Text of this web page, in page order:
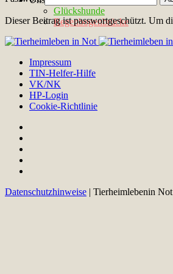
Glückshunde
Regenbogenbrücke
Dieser Beitrag ist passwortgeschützt. Um
Impressum
TIN-Helfer-Hilfe
VK/NK
HP-Login
Cookie-Richtlinie
Datenschutzhinweise | Tierheimlebenin